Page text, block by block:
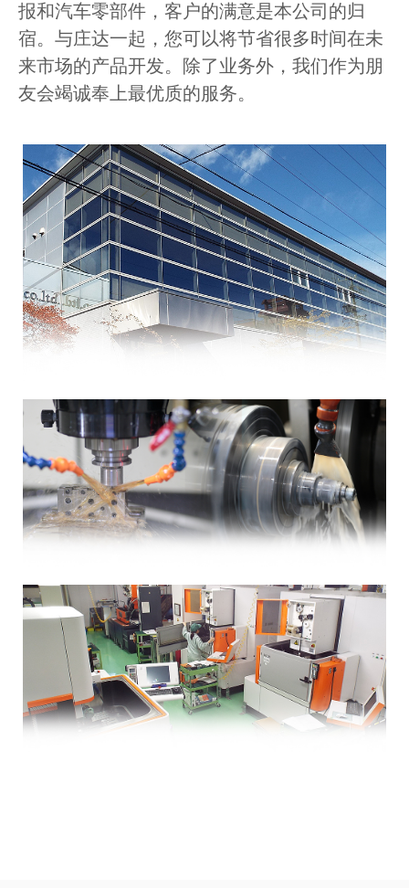
报和汽车零部件，客户的满意是本公司的归
宿。与庄达一起，您可以将节省很多时间在未
来市场的产品开发。除了业务外，我们作为朋
友会竭诚奉上最优质的服务。